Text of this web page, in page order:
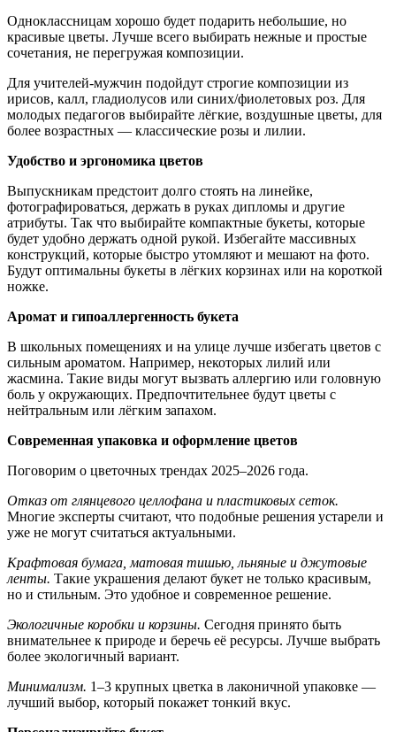
Одноклассницам хорошо будет подарить небольшие, но
красивые цветы. Лучше всего выбирать нежные и простые
сочетания, не перегружая композиции.
Для учителей-мужчин подойдут строгие композиции из
ирисов, калл, гладиолусов или синих/фиолетовых роз. Для
молодых педагогов выбирайте лёгкие, воздушные цветы, для
более возрастных — классические розы и лилии.
Удобство и эргономика цветов
Выпускникам предстоит долго стоять на линейке,
фотографироваться, держать в руках дипломы и другие
атрибуты. Так что выбирайте компактные букеты, которые
будет удобно держать одной рукой. Избегайте массивных
конструкций, которые быстро утомляют и мешают на фото.
Будут оптимальны букеты в лёгких корзинах или на короткой
ножке.
Аромат и гипоаллергенность букета
В школьных помещениях и на улице лучше избегать цветов с
сильным ароматом. Например, некоторых лилий или
жасмина. Такие виды могут вызвать аллергию или головную
боль у окружающих. Предпочтительнее будут цветы с
нейтральным или лёгким запахом.
Современная упаковка и оформление цветов
Поговорим о цветочных трендах 2025–2026 года.
Отказ от глянцевого целлофана и пластиковых сеток.
Многие эксперты считают, что подобные решения устарели и
уже не могут считаться актуальными.
Крафтовая бумага, матовая тишью, льняные и джутовые
ленты. Такие украшения делают букет не только красивым,
но и стильным. Это удобное и современное решение.
Экологичные коробки и корзины. Сегодня принято быть
внимательнее к природе и беречь её ресурсы. Лучше выбрать
более экологичный вариант.
Минимализм. 1–3 крупных цветка в лаконичной упаковке —
лучший выбор, который покажет тонкий вкус.